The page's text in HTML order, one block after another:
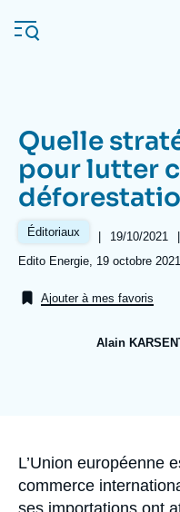
au
contenu
Navigation
principale
L'Ifri
Analyses
Quelle
pour lutter
Éditoriaux |
Date
19/10/2021 |
Références
Edito Energie, 19 octobre 2021
Ajouter à mes favoris
Alain
Accroche
L’Union européenne
commerce
ses importations ont